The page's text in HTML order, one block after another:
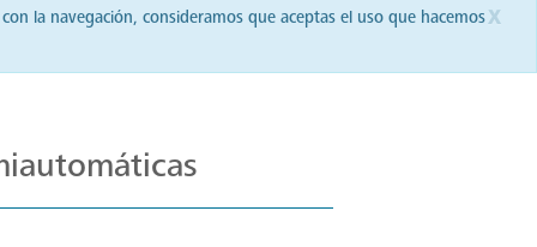
x
la navegación, consideramos que aceptas el uso que hacemos